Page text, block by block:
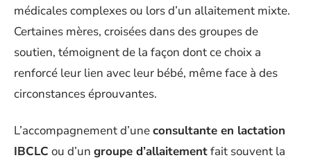
médicales complexes ou lors d’un allaitement mixte.
Certaines mères, croisées dans des groupes de
soutien, témoignent de la façon dont ce choix a
renforcé leur lien avec leur bébé, même face à des
circonstances éprouvantes.
L’accompagnement d’uneconsultante en lactation
IBCLC ou d’un groupe d’allaitementfait souvent la